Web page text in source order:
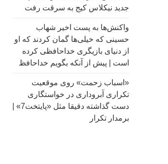
جدید نیکلاس کیج به سرقت رفت
واکنش‌ها به پست اخیر شهاب
حسینی که خیلی‌ها گمان کردند که او
از دنیای بازیگری خداحافظی کرده
است | پیش از آنکه بگویم خداحافظ
«اسباب زحمت» روی موقعیت
تکراری آبروداری در خواستگاری
دست گذاشته دقیقا مثل «پایتخت7» |
برمدار تکرار